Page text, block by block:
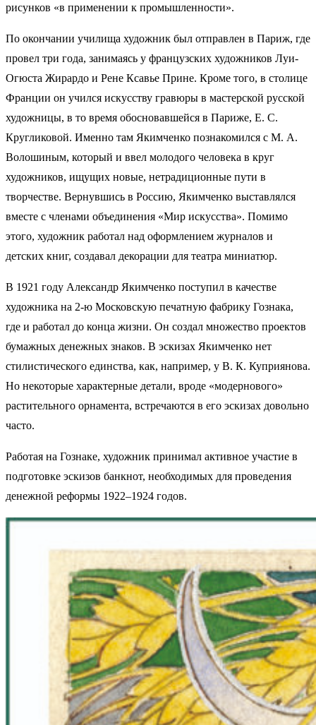
рисунков «в применении к промышленности».
По окончании училища художник был отправлен в Париж, где
провел три года, занимаясь у французских художников Луи-
Огюста Жирардо и Рене Ксавье Прине. Кроме того, в столице
Франции он учился искусству гравюры в мастерской русской
художницы, в то время обосновавшейся в Париже, Е. С.
Кругликовой. Именно там Якимченко познакомился с М. А.
Волошиным, который и ввел молодого человека в круг
художников, ищущих новые, нетрадиционные пути в
творчестве. Вернувшись в Россию, Якимченко выставлялся
вместе с членами объединения «Мир искусства». Помимо
этого, художник работал над оформлением журналов и
детских книг, создавал декорации для театра миниатюр.
В 1921 году Александр Якимченко поступил в качестве
художника на 2-ю Московскую печатную фабрику Гознака,
где и работал до конца жизни. Он создал множество проектов
бумажных денежных знаков. В эскизах Якимченко нет
стилистического единства, как, например, у В. К. Куприянова.
Но некоторые характерные детали, вроде «модернового»
растительного орнамента, встречаются в его эскизах довольно
часто.
Работая на Гознаке, художник принимал активное участие в
подготовке эскизов банкнот, необходимых для проведения
денежной реформы 1922–1924 годов.